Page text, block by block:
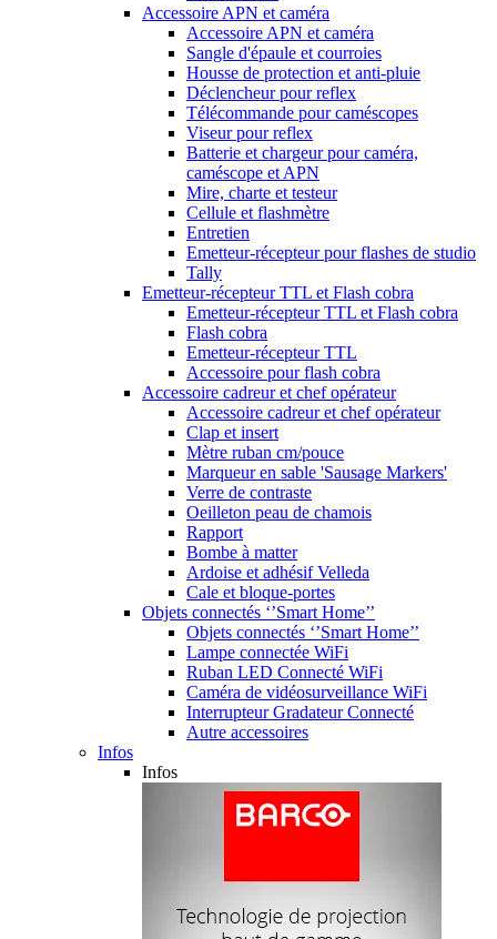
Accessoire APN et caméra
Accessoire APN et caméra
Sangle d'épaule et courroies
Housse de protection et anti-pluie
Déclencheur pour reflex
Télécommande pour caméscopes
Viseur pour reflex
Batterie et chargeur pour caméra,
caméscope et APN
Mire, charte et testeur
Cellule et flashmètre
Entretien
Emetteur-récepteur pour flashes de studio
Tally
Emetteur-récepteur TTL et Flash cobra
Emetteur-récepteur TTL et Flash cobra
Flash cobra
Emetteur-récepteur TTL
Accessoire pour flash cobra
Accessoire cadreur et chef opérateur
Accessoire cadreur et chef opérateur
Clap et insert
Mètre ruban cm/pouce
Marqueur en sable 'Sausage Markers'
Verre de contraste
Oeilleton peau de chamois
Rapport
Bombe à matter
Ardoise et adhésif Velleda
Cale et bloque-portes
Objets connectés ‘’Smart Home’’
Objets connectés ‘’Smart Home’’
Lampe connectée WiFi
Ruban LED Connecté WiFi
Caméra de vidéosurveillance WiFi
Interrupteur Gradateur Connecté
Autre accessoires
Infos
Infos